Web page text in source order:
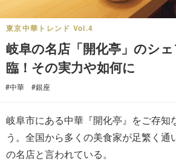
東京中華トレンド Vol.4
岐阜の名店「開化亭」のシ
臨！その実力や如何に
#中華 #銀座
岐阜市にある中華『開化亭』をご存知
う。全国から多くの美食家が足繁く通
の名店と言われている。